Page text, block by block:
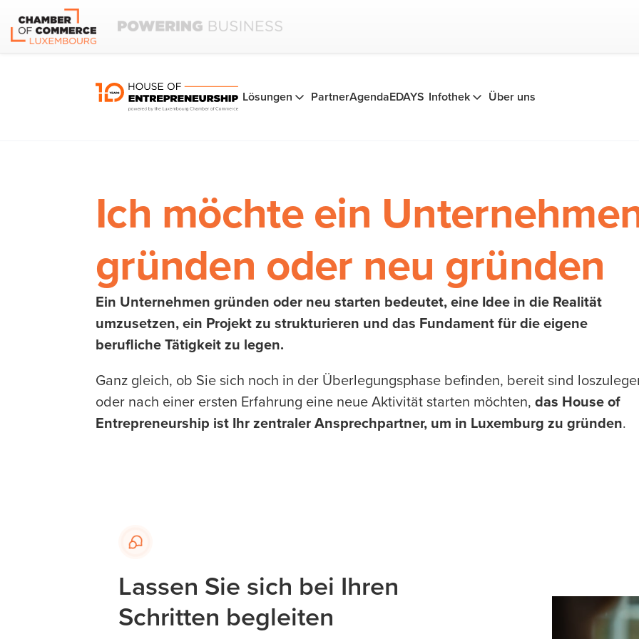
Lösungen PartnerAgendaEDAYS Infothek Über uns
Ich möchte ein
gründen oder neu gründen
Ein Unternehmen gründen oder neu starten bedeutet, eine Idee in die Realität
umzusetzen, ein Projekt zu strukturieren und das Fundament für die eigene
berufliche Tätigkeit zu legen.
Ganz gleich, ob Sie sich noch in der Überlegungsphase befinden, bereit sind
oder nach einer ersten Erfahrung eine neue Aktivität starten möchten, das House of
Entrepreneurship ist Ihr zentraler Ansprechpartner, um in Luxemburg zu gründen.
Lassen Sie sich bei Ihren
Schritten begleiten